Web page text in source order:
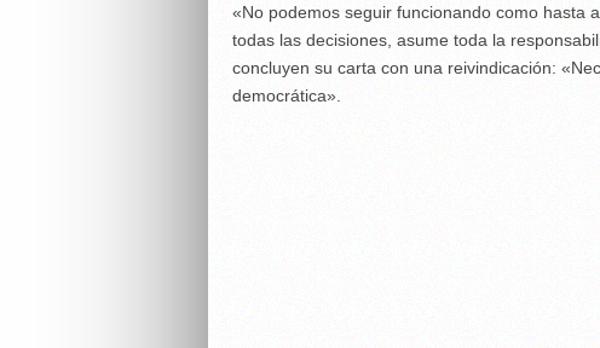
«No podemos seguir funcionando como hasta
todas las decisiones, asume toda la
concluyen su carta con una reivindicación:
democrática».